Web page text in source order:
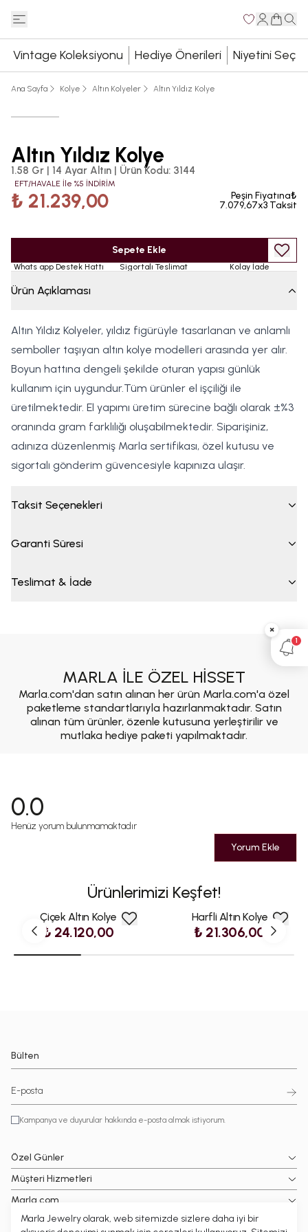
Marla Jewelry olarak, web sitemizde sizlere daha iyi bir
Vintage Koleksiyonu Hediye Önerileri Niyetini Seç
Ana Sayfa Kolye Altın Kolyeler Altın Yıldız Kolye
Altın Yıldız Kolye
1.58 Gr | 14 Ayar Altın | Ürün Kodu: 3144
EFT/HAVALE İle %5 İNDİRİM
₺ 21.239,00
Peşin Fiyatına₺
7.079,67x3 Taksit
Sepete Ekle
Whats app Destek Hattı Sigortalı Teslimat Kolay İade
Ürün Açıklaması
Altın Yıldız Kolyeler, yıldız figürüyle tasarlanan ve anlamlı
semboller taşıyan altın kolye modelleri arasında yer alır.
Boyun hattına dengeli şekilde oturan yapısı günlük
kullanım için uygundur.Tüm ürünler el işçiliği ile
üretilmektedir. El yapımı üretim sürecine bağlı olarak ±%3
oranında gram farklılığı oluşabilmektedir. Siparişiniz,
adınıza düzenlenmiş Marla sertifikası, özel kutusu ve
sigortalı gönderim güvencesiyle kapınıza ulaşır.
Taksit Seçenekleri
Garanti Süresi
Teslimat & İade
MARLA İLE ÖZEL HİSSET
Marla.com'dan satın alınan her ürün Marla.com'a özel
paketleme standartlarıyla hazırlanmaktadır. Satın
alınan tüm ürünler, özenle kutusuna yerleştirilir ve
mutlaka hediye paketi yapılmaktadır.
0.0
Henüz yorum bulunmamaktadır
Yorum Ekle
Ürünlerimizi Keşfet!
Çiçek Altın Kolye
₺ 24.120,00
Harfli Altın Kolye
₺ 21.306,00
Bülten
Kampanya ve duyurular hakkında e-posta almak istiyorum.
Özel Günler
Müşteri Hizmetleri
Marla.com
Popüler Kategoriler
×
1